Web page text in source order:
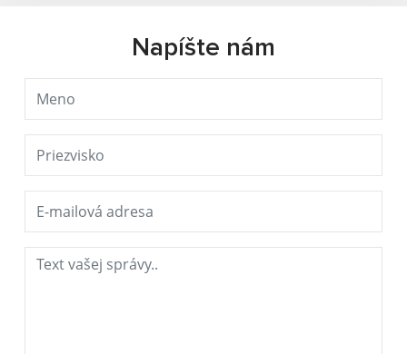
Napíšte nám